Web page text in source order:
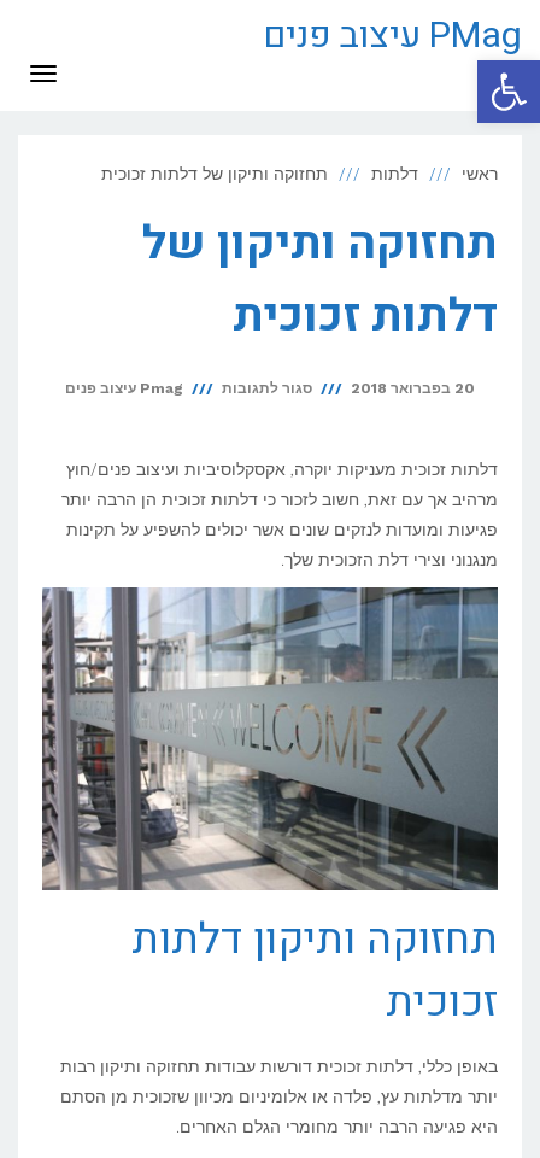
פתח סרגל נגישות
PMag עיצוב פנים
ראשי דלתות תחזוקה ותיקון של דלתות זכוכית
תחזוקה ותיקון של
דלתות זכוכית
20 בפברואר 2018 סגור לתגובות על
של
דלתות
Pmag עיצוב פנים
דלתות זכוכית מעניקות יוקרה, אקסקלוסיביות ועיצוב פנים/חוץ
מרהיב אך עם זאת, חשוב לזכור כי דלתות זכוכית הן הרבה יותר
פגיעות ומועדות לנזקים שונים אשר יכולים להשפיע על תקינות
מנגנוני וצירי דלת הזכוכית שלך.
תחזוקה ותיקון דלתות
זכוכית
באופן כללי, דלתות זכוכית דורשות עבודות תחזוקה ותיקון רבות
יותר מדלתות עץ, פלדה או אלומיניום מכיוון שזכוכית מן הסתם
היא פגיעה הרבה יותר מחומרי הגלם האחרים.